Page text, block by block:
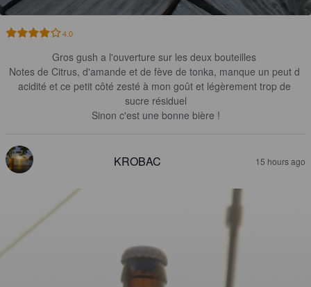
4.0
Gros gush a l'ouverture sur les deux bouteilles
Notes de Citrus, d'amande et de fève de tonka, manque un peut d
acidité et ce petit côté zesté à mon goût et légèrement trop de
sucre résiduel
Sinon c'est une bonne bière !
KROBAC 15 hours ago